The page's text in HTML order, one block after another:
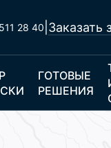
28 40 Заказать
ГОТОВЫЕ
РЕШЕНИЯ